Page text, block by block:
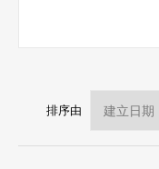
排序由